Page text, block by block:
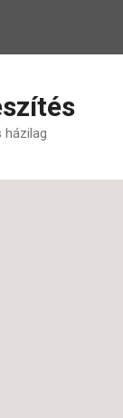
házilag